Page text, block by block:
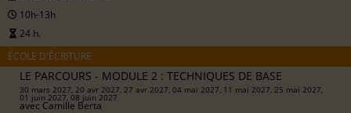
10h-13h
24 h.
ÉCOLE D'ÉCRITURE
LE PARCOURS - MODULE 2 : TECHNIQUES DE BASE
30 mars 2027, 20 avr 2027, 27 avr 2027, 04 mai 2027, 11 mai 2027, 25 mai 2027,
01 juin 2027, 08 juin 2027
avec Camille Berta